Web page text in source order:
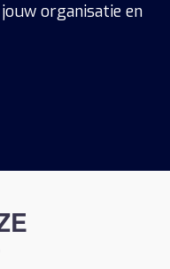
organisatie en